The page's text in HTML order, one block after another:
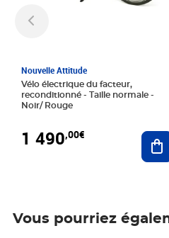
Nouvelle Attitude
Vélo électrique du facteur,
reconditionné - Taille normale -
Noir/ Rouge
1 490,00€
Vous pourriez